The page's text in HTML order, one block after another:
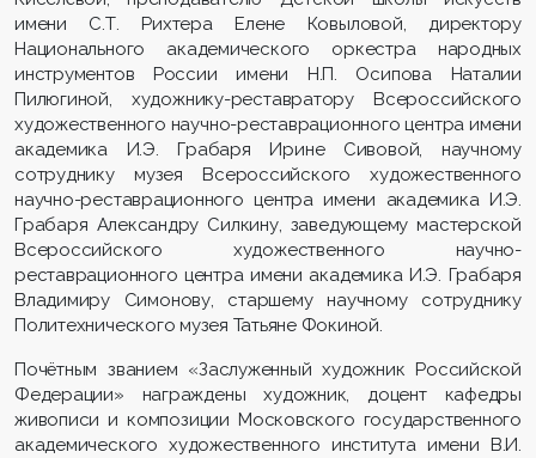
имени С.Т. Рихтера Елене Ковыловой, директору
Национального академического оркестра народных
инструментов России имени Н.П. Осипова Наталии
Пилюгиной, художнику-реставратору Всероссийского
художественного научно-реставрационного центра имени
академика И.Э. Грабаря Ирине Сивовой, научному
сотруднику музея Всероссийского художественного
научно-реставрационного центра имени академика И.Э.
Грабаря Александру Силкину, заведующему мастерской
Всероссийского художественного научно-
реставрационного центра имени академика И.Э. Грабаря
Владимиру Симонову, старшему научному сотруднику
Политехнического музея Татьяне Фокиной.
Почётным званием «Заслуженный художник Российской
Федерации» награждены художник, доцент кафедры
живописи и композиции Московского государственного
академического художественного института имени В.И.